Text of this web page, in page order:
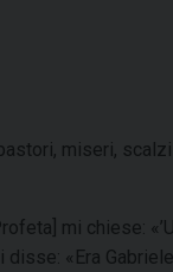
miseri,
mi chiese:
«Era